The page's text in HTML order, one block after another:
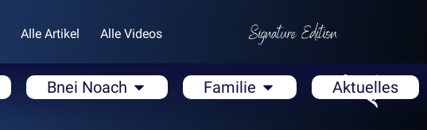
Alle Artikel Alle Videos
Bnei Noach Familie Aktuelles